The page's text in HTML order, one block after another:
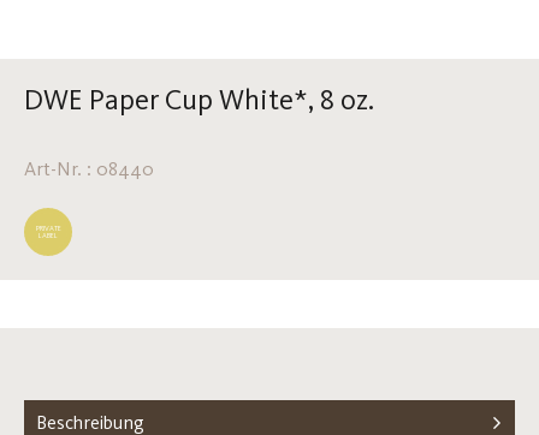
DWE Paper Cup White*, 8 oz.
Art-Nr. : 08440
PRIVATE
LABEL
Beschreibung